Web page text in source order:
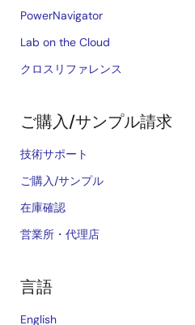
PowerNavigator
Lab on the Cloud
クロスリファレンス
ご購入/サンプル請求
技術サポート
ご購入/サンプル
在庫確認
営業所・代理店
言語
English